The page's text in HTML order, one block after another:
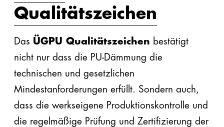
Qualitätszeichen
Das ÜGPU Qualitätszeichen bestätigt
nicht nur dass die PU-Dämmung die
technischen und gesetzlichen
Mindestanforderungen erfüllt. Sondern auch,
dass die werkseigene Produktionskontrolle und
die regelmäßige Prüfung und Zertifizierung der